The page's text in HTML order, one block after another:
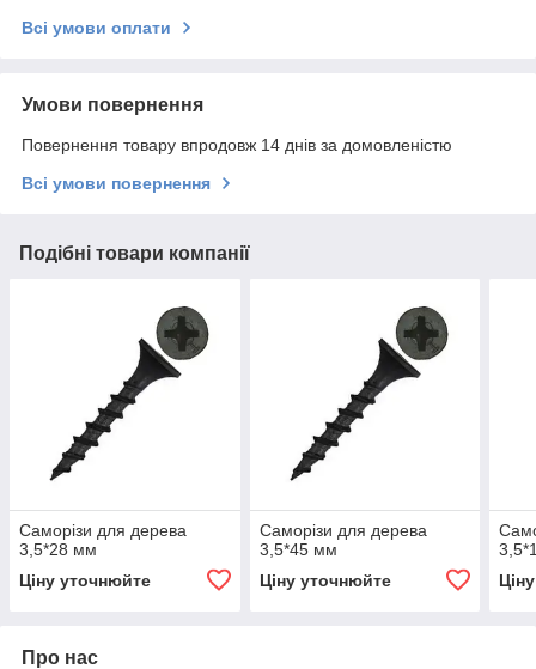
Всі умови оплати
Умови повернення
Повернення товару впродовж 14 днів за домовленістю
Всі умови повернення
Подібні товари компанії
Саморізи для дерева
3,5*28 мм
Ціну уточнюйте
Саморізи для дерева
3,5*45 мм
Ціну уточнюйте
Про нас